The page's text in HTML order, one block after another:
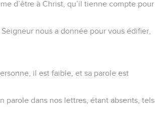
d’être à Christ, qu’il tienne compte pour
nous a donnée pour vous édifier,
il est faible, et sa parole est
parole dans nos lettres, étant absents, tels